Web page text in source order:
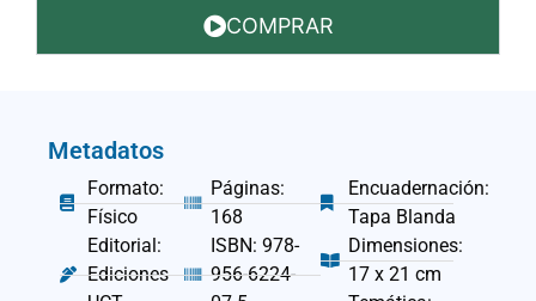
COMPRAR
Metadatos
Formato:
Físico
Editorial:
Ediciones
Páginas:
168
ISBN: 978-
956-6224-
Encuadernación:
Tapa Blanda
Dimensiones:
17 x 21 cm